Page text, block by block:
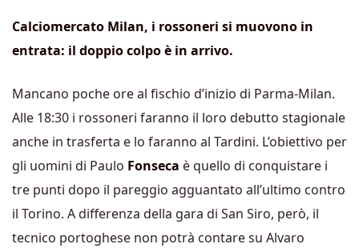
Calciomercato Milan, i rossoneri si muovono in
entrata: il doppio colpo è in arrivo.
Mancano poche ore al fischio d’inizio di Parma-Milan.
Alle 18:30 i rossoneri faranno il loro debutto stagionale
anche in trasferta e lo faranno al Tardini. L’obiettivo per
gli uomini di Paulo Fonseca è quello di conquistare i
tre punti dopo il pareggio agguantato all’ultimo contro
il Torino. A differenza della gara di San Siro, però, il
tecnico portoghese non potrà contare su Alvaro